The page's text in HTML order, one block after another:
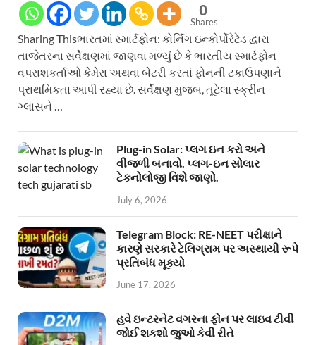
0
Shares
Sharing Thisભારતમાં સ્માર્ટફોન: કોર્નિંગ ઇન્કોર્પોરેટેડ દ્વારા
તાજેતરના સર્વેક્ષણમાં જાણવા મળ્યું છે કે ભારતીય સ્માર્ટફોન
વપરાશકર્તાઓ કેમેરા અથવા બેટરી કરતાં ફોનની ટકાઉપણાને
પ્રાથમિકતા આપી રહ્યા છે. સર્વેક્ષણ મુજબ, તૂટેલા સ્ક્રીન
ગ્લાસને …
Plug-in Solar: પ્લગ ઇન કરો અને
વીજળી બનાવો. પ્લગ-ઇન સોલાર
ટેકનોલોજી વિશે જાણો.
July 6, 2026
Telegram Block: RE-NEET પરીક્ષાને
કારણે સરકારે ટેલિગ્રામ પર અસ્થાયી રૂપે
પ્રતિબંધ મૂક્યો
June 17, 2026
હવે ઇન્ટરનેટ વગરના ફોન પર લાઇવ ટીવી
જોઈ શકશો જુઓ કેવી રીતે